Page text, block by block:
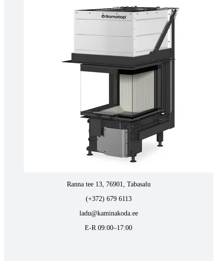
(+372) 677 6977
kaminakoda@kaminakoda.ee
E-R 10:00-18:30
Tartus kivi töötlemine
vaino@raidkivi.ee
E-R 09:00–17:00
Ranna tee 13, 76901, Tabasalu
(+372) 679 6113
ladu@kaminakoda.ee
E-R 09:00–17:00